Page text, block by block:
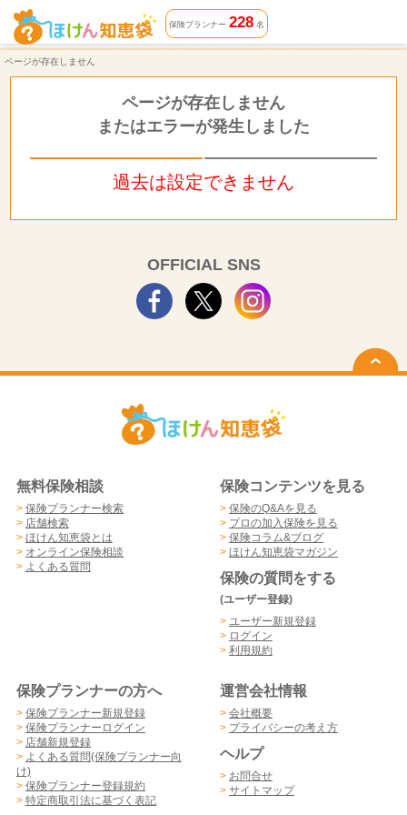
ページが存在しません | ほけん知恵袋
保険プランナー 228名
ページが存在しません
ページが存在しません
またはエラーが発生しました
過去は設定できません
OFFICIAL SNS
無料保険相談
> 保険プランナー検索
> 店舗検索
> ほけん知恵袋とは
> オンライン保険相談
> よくある質問
保険コンテンツを見る
> 保険のQ&Aを見る
> プロの加入保険を見る
> 保険コラム&ブログ
> ほけん知恵袋マガジン
保険の質問をする
(ユーザー登録)
> ユーザー新規登録
> ログイン
> 利用規約
保険プランナーの方へ
> 保険プランナー新規登録
> 保険プランナーログイン
> 店舗新規登録
> よくある質問(保険プランナー向
け)
> 保険プランナー登録規約
> 特定商取引法に基づく表記
運営会社情報
> 会社概要
> プライバシーの考え方
ヘルプ
> お問合せ
> サイトマップ